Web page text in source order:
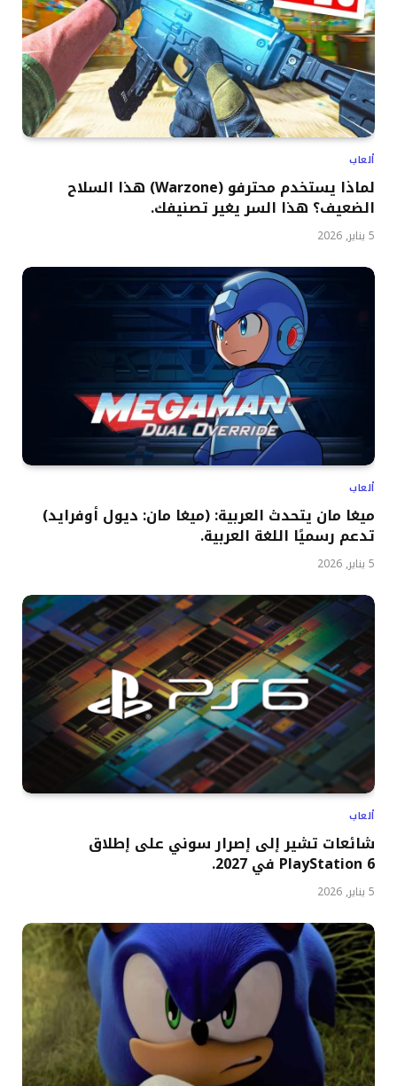
ألعاب
لماذا يستخدم محترفو (Warzone) هذا السلاح
الضعيف؟ هذا السر يغير تصنيفك.
5 يناير, 2026
ألعاب
ميغا مان يتحدث العربية: (ميغا مان: ديول أوفرايد)
تدعم رسميًا اللغة العربية.
5 يناير, 2026
ألعاب
شائعات تشير إلى إصرار سوني على إطلاق
PlayStation 6 في 2027.
5 يناير, 2026